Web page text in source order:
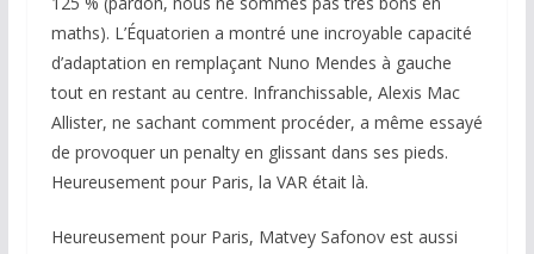
maths). L’Équatorien a montré une incroyable capacité
d’adaptation en remplaçant Nuno Mendes à gauche
tout en restant au centre. Infranchissable, Alexis Mac
Allister, ne sachant comment procéder, a même essayé
de provoquer un penalty en glissant dans ses pieds.
Heureusement pour Paris, la VAR était là.
Heureusement pour Paris, Matvey Safonov est aussi